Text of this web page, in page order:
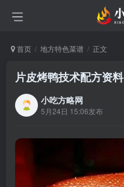
首页 地方特色菜谱 正文
片皮烤鸭技术配方资料
小吃方略网
5月24日 15:06发布